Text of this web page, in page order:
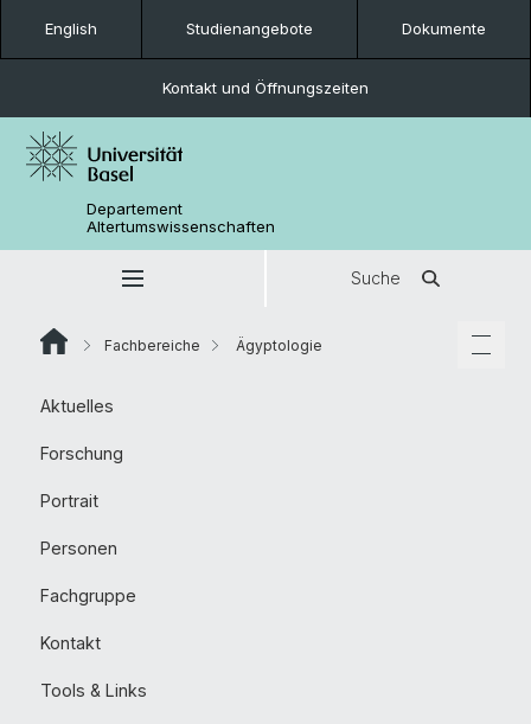
English Studienangebote Dokumente
Kontakt und Öffnungszeiten
Departement
Altertumswissenschaften
Suche
Fachbereiche Ägyptologie
Aktuelles
Forschung
Portrait
Personen
Fachgruppe
Kontakt
Tools & Links